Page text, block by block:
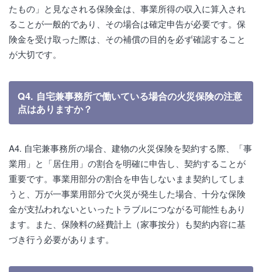
たもの」と見なされる保険金は、事業所得の収入に算入され
ることが一般的であり、その場合は確定申告が必要です。保
険金を受け取った際は、その補償の目的を必ず確認すること
が大切です。
Q4. 自宅兼事務所で働いている場合の火災保険の注意
点はありますか？
A4. 自宅兼事務所の場合、建物の火災保険を契約する際、「事
業用」と「居住用」の割合を明確に申告し、契約することが
重要です。事業用部分の割合を申告しないまま契約してしま
うと、万が一事業用部分で火災が発生した場合、十分な保険
金が支払われないといったトラブルにつながる可能性もあり
ます。また、保険料の経費計上（家事按分）も契約内容に基
づき行う必要があります。